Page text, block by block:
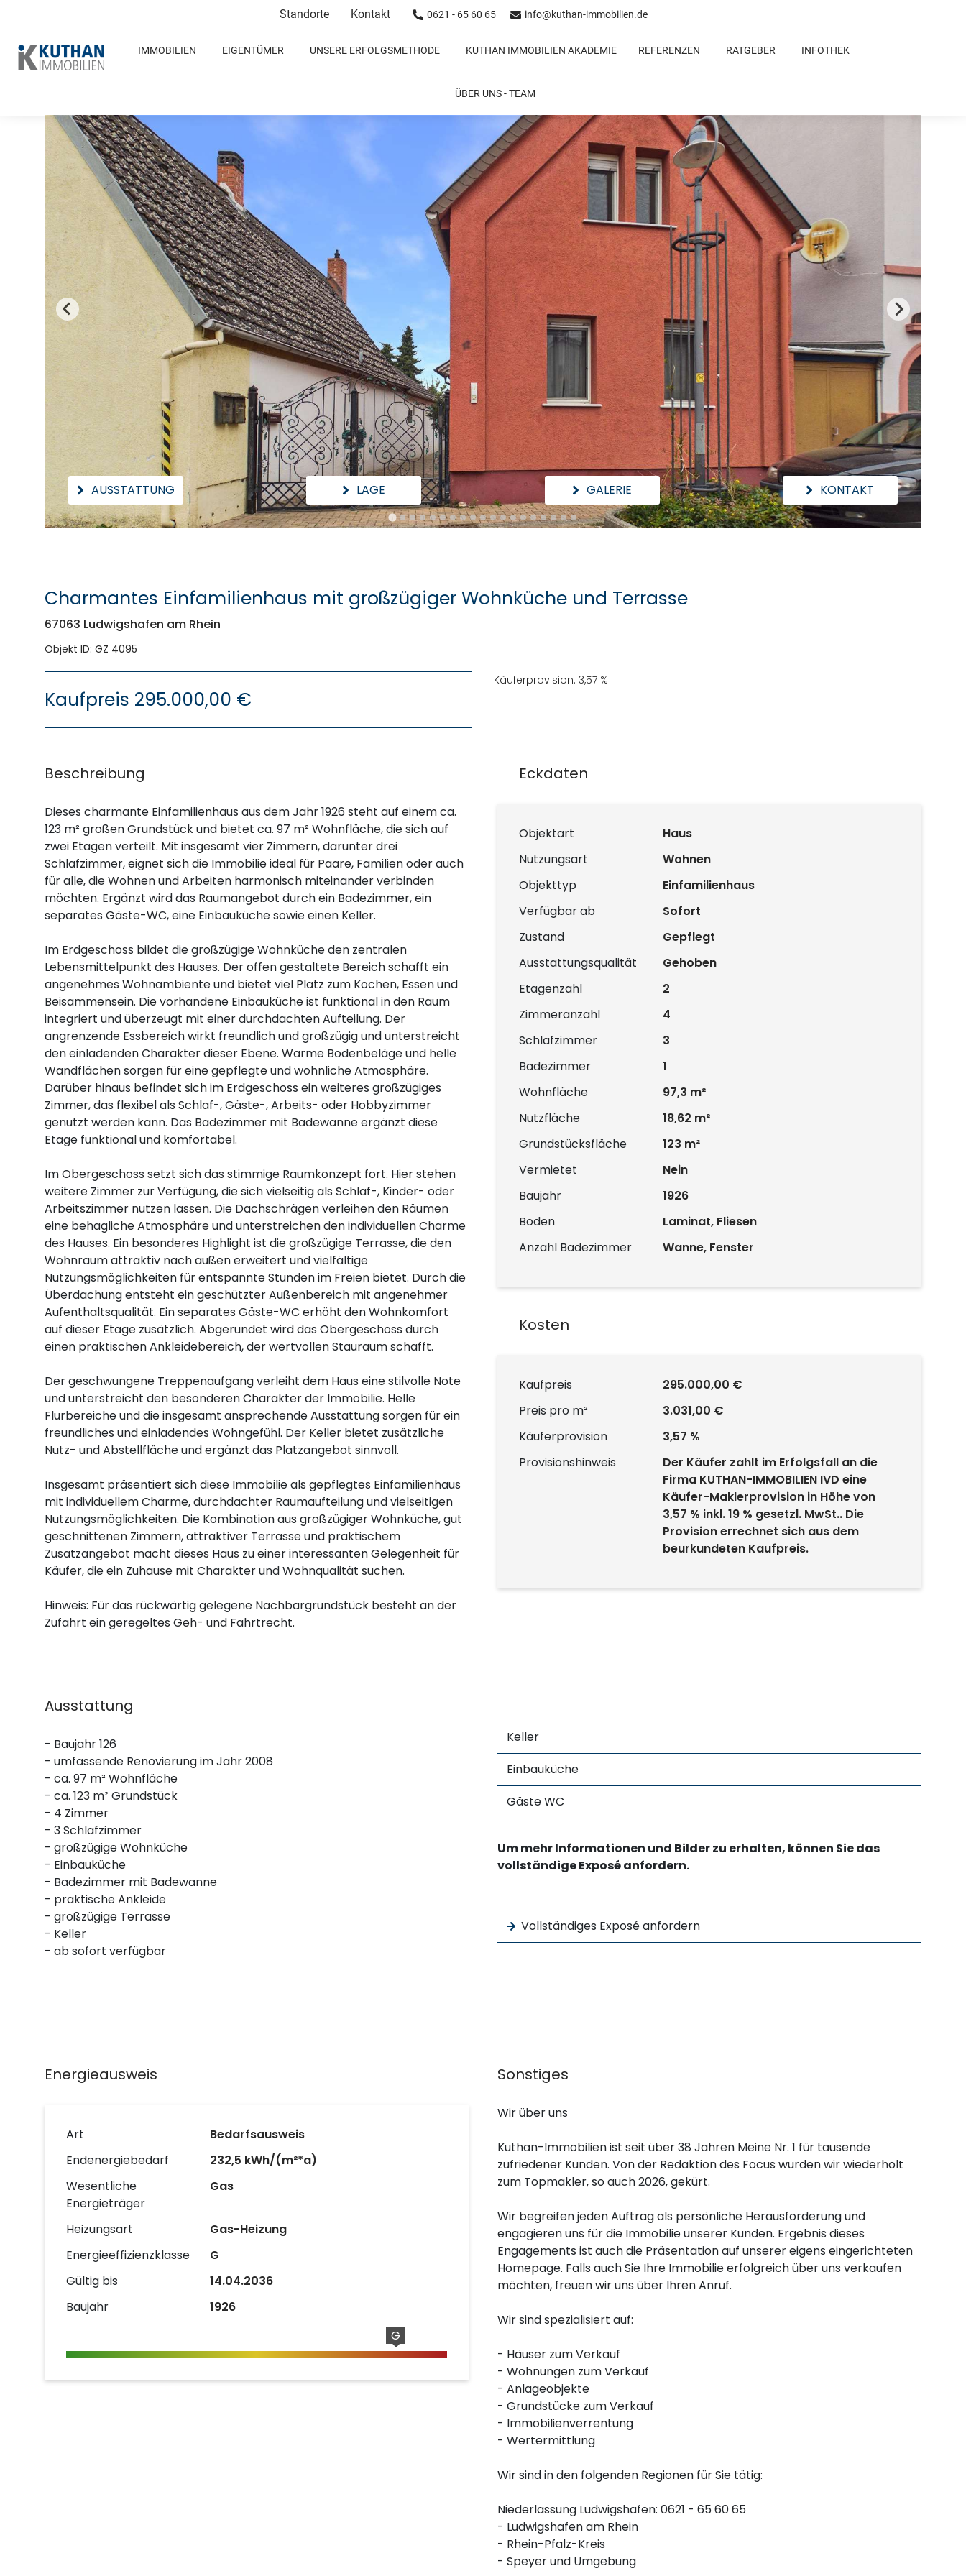
Standorte Kontakt 0621 - 65 60 65 info@kuthan-immobilien.de
IMMOBILIEN EIGENTÜMER UNSERE ERFOLGSMETHODE KUTHAN IMMOBILIEN AKADEMIE REFERENZEN RATGEBER INFOTHEK
ÜBER UNS - TEAM
AUSSTATTUNG LAGE GALERIE KONTAKT
Charmantes Einfamilienhaus mit großzügiger Wohnküche und Terrasse
67063 Ludwigshafen am Rhein
Objekt ID: GZ 4095
Kaufpreis 295.000,00 €
Käuferprovision: 3,57 %
Beschreibung
Dieses charmante Einfamilienhaus aus dem Jahr 1926 steht auf einem ca.
123 m² großen Grundstück und bietet ca. 97 m² Wohnfläche, die sich auf
zwei Etagen verteilt. Mit insgesamt vier Zimmern, darunter drei
Schlafzimmer, eignet sich die Immobilie ideal für Paare, Familien oder auch
für alle, die Wohnen und Arbeiten harmonisch miteinander verbinden
möchten. Ergänzt wird das Raumangebot durch ein Badezimmer, ein
separates Gäste-WC, eine Einbauküche sowie einen Keller.
Im Erdgeschoss bildet die großzügige Wohnküche den zentralen
Lebensmittelpunkt des Hauses. Der offen gestaltete Bereich schafft ein
angenehmes Wohnambiente und bietet viel Platz zum Kochen, Essen und
Beisammensein. Die vorhandene Einbauküche ist funktional in den Raum
integriert und überzeugt mit einer durchdachten Aufteilung. Der
angrenzende Essbereich wirkt freundlich und großzügig und unterstreicht
den einladenden Charakter dieser Ebene. Warme Bodenbeläge und helle
Wandflächen sorgen für eine gepflegte und wohnliche Atmosphäre.
Darüber hinaus befindet sich im Erdgeschoss ein weiteres großzügiges
Zimmer, das flexibel als Schlaf-, Gäste-, Arbeits- oder Hobbyzimmer
genutzt werden kann. Das Badezimmer mit Badewanne ergänzt diese
Etage funktional und komfortabel.
Im Obergeschoss setzt sich das stimmige Raumkonzept fort. Hier stehen
weitere Zimmer zur Verfügung, die sich vielseitig als Schlaf-, Kinder- oder
Arbeitszimmer nutzen lassen. Die Dachschrägen verleihen den Räumen
eine behagliche Atmosphäre und unterstreichen den individuellen Charme
des Hauses. Ein besonderes Highlight ist die großzügige Terrasse, die den
Wohnraum attraktiv nach außen erweitert und vielfältige
Nutzungsmöglichkeiten für entspannte Stunden im Freien bietet. Durch die
Überdachung entsteht ein geschützter Außenbereich mit angenehmer
Aufenthaltsqualität. Ein separates Gäste-WC erhöht den Wohnkomfort
auf dieser Etage zusätzlich. Abgerundet wird das Obergeschoss durch
einen praktischen Ankleidebereich, der wertvollen Stauraum schafft.
Der geschwungene Treppenaufgang verleiht dem Haus eine stilvolle Note
und unterstreicht den besonderen Charakter der Immobilie. Helle
Flurbereiche und die insgesamt ansprechende Ausstattung sorgen für ein
freundliches und einladendes Wohngefühl. Der Keller bietet zusätzliche
Nutz- und Abstellfläche und ergänzt das Platzangebot sinnvoll.
Insgesamt präsentiert sich diese Immobilie als gepflegtes Einfamilienhaus
mit individuellem Charme, durchdachter Raumaufteilung und vielseitigen
Nutzungsmöglichkeiten. Die Kombination aus großzügiger Wohnküche, gut
geschnittenen Zimmern, attraktiver Terrasse und praktischem
Zusatzangebot macht dieses Haus zu einer interessanten Gelegenheit für
Käufer, die ein Zuhause mit Charakter und Wohnqualität suchen.
Hinweis: Für das rückwärtig gelegene Nachbargrundstück besteht an der
Zufahrt ein geregeltes Geh- und Fahrtrecht.
Eckdaten
Objektart
Haus
Nutzungsart
Wohnen
Objekttyp
Einfamilienhaus
Verfügbar ab
Sofort
Zustand
Gepflegt
Ausstattungsqualität
Gehoben
Etagenzahl
2
Zimmeranzahl
4
Schlafzimmer
3
Badezimmer
1
Wohnfläche
97,3 m²
Nutzfläche
18,62 m²
Grundstücksfläche
123 m²
Vermietet
Nein
Baujahr
1926
Boden
Laminat, Fliesen
Anzahl Badezimmer
Wanne, Fenster
Kosten
Kaufpreis
295.000,00 €
Preis pro m²
3.031,00 €
Käuferprovision
3,57 %
Provisionshinweis
Der Käufer zahlt im Erfolgsfall an die
Firma KUTHAN-IMMOBILIEN IVD eine
Käufer-Maklerprovision in Höhe von
3,57 % inkl. 19 % gesetzl. MwSt.. Die
Provision errechnet sich aus dem
beurkundeten Kaufpreis.
Ausstattung
- Baujahr 126
- umfassende Renovierung im Jahr 2008
- ca. 97 m² Wohnfläche
- ca. 123 m² Grundstück
- 4 Zimmer
- 3 Schlafzimmer
- großzügige Wohnküche
- Einbauküche
- Badezimmer mit Badewanne
- praktische Ankleide
- großzügige Terrasse
- Keller
- ab sofort verfügbar
Keller
Einbauküche
Gäste WC
Um mehr Informationen und Bilder zu erhalten, können Sie das
vollständige Exposé anfordern.
Vollständiges Exposé anfordern
Energieausweis
Art
Bedarfsausweis
Endenergiebedarf
232,5 kWh/(m²*a)
Wesentliche
Energieträger
Gas
Heizungsart
Gas-Heizung
Energieeffizienzklasse
G
Gültig bis
14.04.2036
Baujahr
1926
G
Sonstiges
Wir über uns
Kuthan-Immobilien ist seit über 38 Jahren Meine Nr. 1 für tausende
zufriedener Kunden. Von der Redaktion des Focus wurden wir wiederholt
zum Topmakler, so auch 2026, gekürt.
Wir begreifen jeden Auftrag als persönliche Herausforderung und
engagieren uns für die Immobilie unserer Kunden. Ergebnis dieses
Engagements ist auch die Präsentation auf unserer eigens eingerichteten
Homepage. Falls auch Sie Ihre Immobilie erfolgreich über uns verkaufen
möchten, freuen wir uns über Ihren Anruf.
Wir sind spezialisiert auf:
- Häuser zum Verkauf
- Wohnungen zum Verkauf
- Anlageobjekte
- Grundstücke zum Verkauf
- Immobilienverrentung
- Wertermittlung
Wir sind in den folgenden Regionen für Sie tätig:
Niederlassung Ludwigshafen: 0621 - 65 60 65
- Ludwigshafen am Rhein
- Rhein-Pfalz-Kreis
- Speyer und Umgebung